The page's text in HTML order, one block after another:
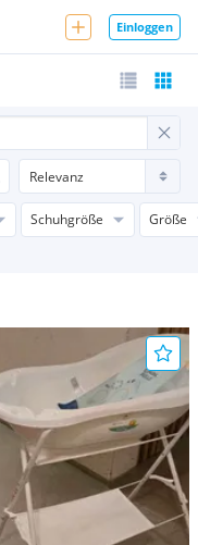
Einloggen
Schuhgröße
Größe